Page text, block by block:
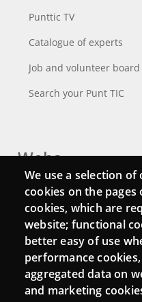
Punttic TV
Catalogue of experts
Job and volunteer board
Search your Punt TIC
Webs
Login
Mattermost Punt TIC
Moodle CampusLab
We use a selection
cookies on the pages
cookies, which are
website; functional
better easy of use
performance
aggregated data on
and marketing